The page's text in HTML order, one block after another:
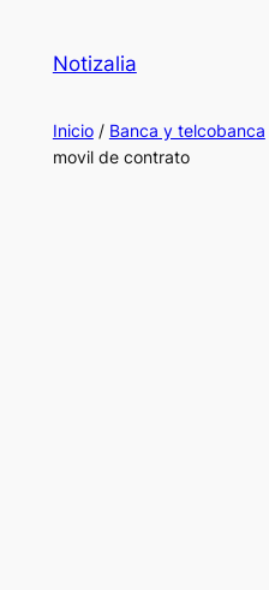
Notizalia
Inicio/ Banca y telcobanca
movil de contrato